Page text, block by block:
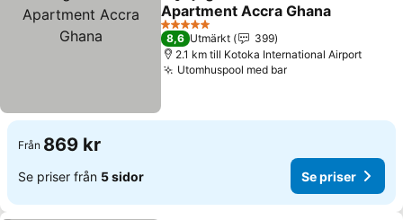
Apartment Accra Ghana
Se priser
5 Stjärnor
8,6 Utmärkt
399
2.1 km till Kotoka International Airport
Utomhuspool med barSe priser
Från 869 kr
Se priser från 5 sidor Se priser